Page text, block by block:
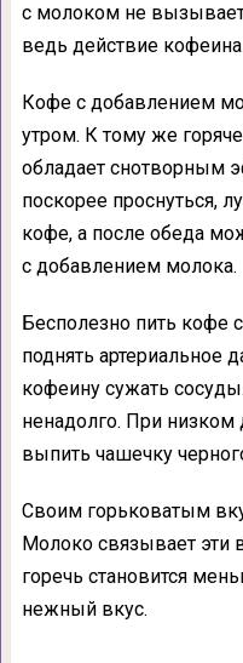
с молоком не
ведь действие
Кофе с добавлением
утром. К тому же
обладает снотворным
поскорее проснуться,
кофе, а после обеда
с добавлением молока.
Бесполезно пить кофе
поднять артериальное
кофеину сужать
ненадолго. При
выпить чашечку
Своим горьковатым
Молоко связывает эти
горечь становится
нежный вкус.